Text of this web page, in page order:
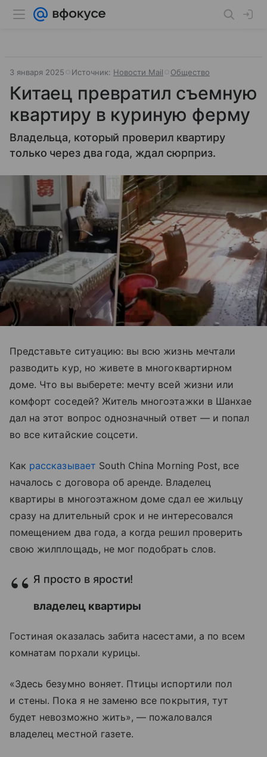
3 января 2025 Источник: Новости Mail Общество
Китаец превратил съемную
квартиру в куриную ферму
Владельца, который проверил квартиру
только через два года, ждал сюрприз.
Представьте ситуацию: вы всю жизнь мечтали
разводить кур, но живете в многоквартирном
доме. Что вы выберете: мечту всей жизни или
комфорт соседей? Житель многоэтажки в Шанхае
дал на этот вопрос однозначный ответ — и попал
во все китайские соцсети.
Как рассказывает South China Morning Post, все
началось с договора об аренде. Владелец
квартиры в многоэтажном доме сдал ее жильцу
сразу на длительный срок и не интересовался
помещением два года, а когда решил проверить
свою жилплощадь, не мог подобрать слов.
Я просто в ярости!
владелец квартиры
Гостиная оказалась забита насестами, а по всем
комнатам порхали курицы.
«Здесь безумно воняет. Птицы испортили пол
и стены. Пока я не заменю все покрытия, тут
будет невозможно жить», — пожаловался
владелец местной газете.